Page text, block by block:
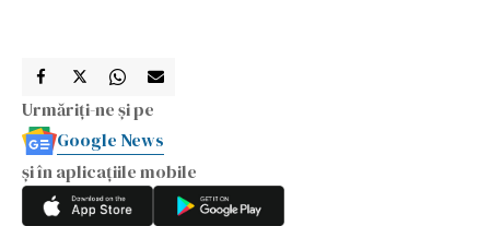
Urmăriți-ne și pe
Google News
și în aplicațiile mobile